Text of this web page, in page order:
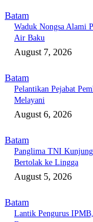
Batam
Waduk Nongsa Alami
Air Baku
August 7, 2026
Batam
Pelantikan Pejabat
Melayani
August 6, 2026
Batam
Panglima TNI
Bertolak ke Lingga
August 5, 2026
Batam
Lantik Pengurus